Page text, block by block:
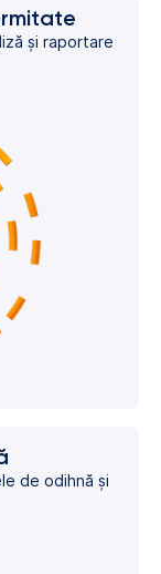
și raportare
de odihnă și